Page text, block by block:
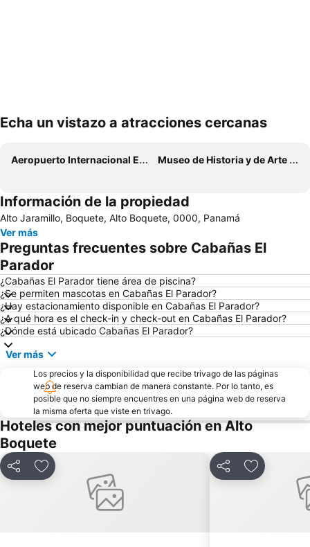
Echa un vistazo a atracciones cercanas
Aeropuerto Internacional Enrique Malek Museo de Historia y de Arte José de Obaldía
Información de la propiedad
Alto Jaramillo, Boquete, Alto Boquete, 0000, Panamá
Ver más
Preguntas frecuentes sobre Cabañas El
Parador
¿Cabañas El Parador tiene área de piscina?
¿Se permiten mascotas en Cabañas El Parador?
¿Hay estacionamiento disponible en Cabañas El Parador?
¿A qué hora es el check-in y check-out en Cabañas El Parador?
¿Dónde está ubicado Cabañas El Parador?
Ver más
Los precios y la disponibilidad que recibe trivago de las páginas
web de reserva cambian de manera constante. Por lo tanto, es
posible que no siempre encuentres en una página web de reserva
la misma oferta que viste en trivago.
Hoteles con mejor puntuación en Alto
Boquete
CompartirAgregar a favoritos CompartirAgregar a